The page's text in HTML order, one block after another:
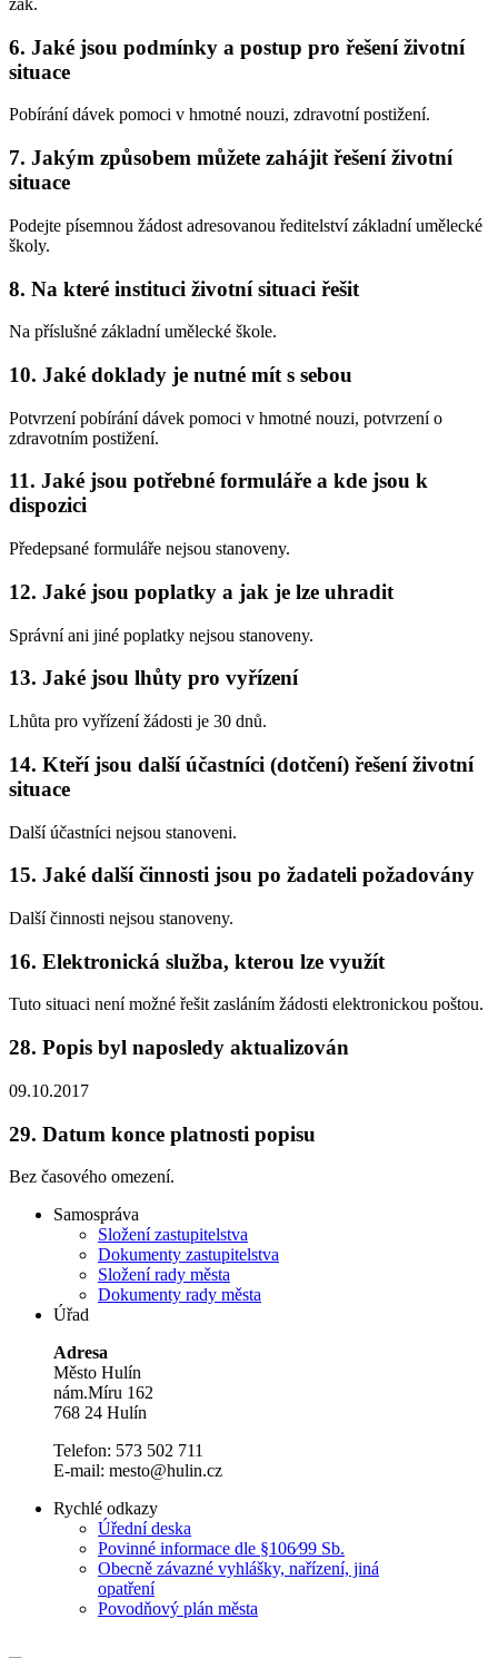
žák.
6. Jaké jsou podmínky a postup pro řešení životní
situace
Pobírání dávek pomoci v hmotné nouzi, zdravotní postižení.
7. Jakým způsobem můžete zahájit řešení životní
situace
Podejte písemnou žádost adresovanou ředitelství základní umělecké
školy.
8. Na které instituci životní situaci řešit
Na příslušné základní umělecké škole.
10. Jaké doklady je nutné mít s sebou
Potvrzení pobírání dávek pomoci v hmotné nouzi, potvrzení o
zdravotním postižení.
11. Jaké jsou potřebné formuláře a kde jsou k
dispozici
Předepsané formuláře nejsou stanoveny.
12. Jaké jsou poplatky a jak je lze uhradit
Správní ani jiné poplatky nejsou stanoveny.
13. Jaké jsou lhůty pro vyřízení
Lhůta pro vyřízení žádosti je 30 dnů.
14. Kteří jsou další účastníci (dotčení) řešení životní
situace
Další účastníci nejsou stanoveni.
15. Jaké další činnosti jsou po žadateli požadovány
Další činnosti nejsou stanoveny.
16. Elektronická služba, kterou lze využít
Tuto situaci není možné řešit zasláním žádosti elektronickou poštou.
28. Popis byl naposledy aktualizován
09.10.2017
29. Datum konce platnosti popisu
Bez časového omezení.
Samospráva
Složení zastupitelstva
Dokumenty zastupitelstva
Složení rady města
Dokumenty rady města
Úřad
Adresa
Město Hulín
nám.Míru 162
768 24 Hulín
Telefon: 573 502 711
E-mail: mesto@hulin.cz
Rychlé odkazy
Úřední deska
Povinné informace dle §106⁄99 Sb.
Obecně závazné vyhlášky, nařízení, jiná
opatření
Povodňový plán města